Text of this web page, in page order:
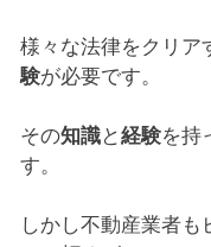
様々な法律をクリア
験が必要です。
その知識と経験を持
す。
しかし不動産業者